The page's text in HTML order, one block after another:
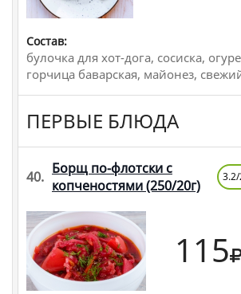
Состав:
булочка для хот-дога, сосиска,
горчица баварская, майонез,
ПЕРВЫЕ БЛЮДА
40. Борщ по-флотски с
копченостями(250/20г)
115